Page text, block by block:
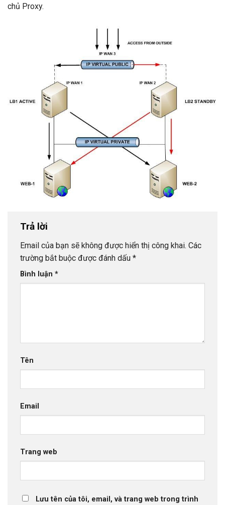
chủ Proxy.
Trả lời
Email của bạn sẽ không được hiển thị công khai. Các
trường bắt buộc được đánh dấu *
Bình luận *
Tên
Email
Trang web
Lưu tên của tôi, email, và trang web trong trình